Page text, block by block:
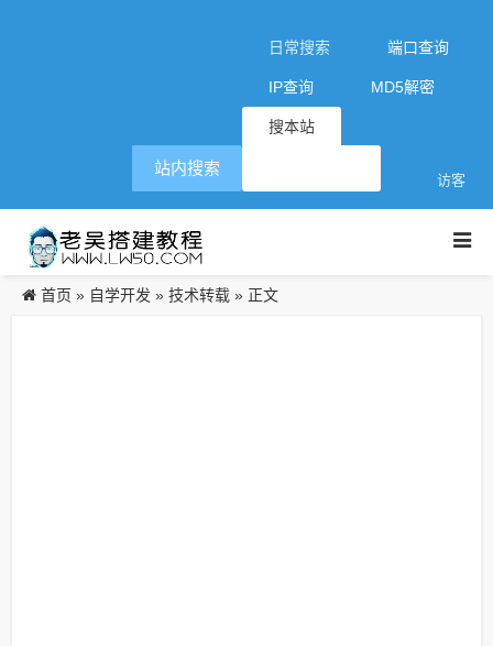
日常搜索 端口查询
IP查询 MD5解密
搜本站
访客
站内搜索
首页 » 自学开发 » 技术转载 » 正文